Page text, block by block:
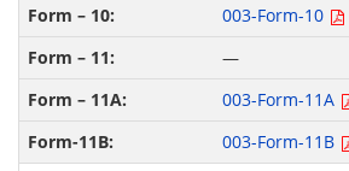
003-Form-10
—
003-Form-11A
003-Form-11B